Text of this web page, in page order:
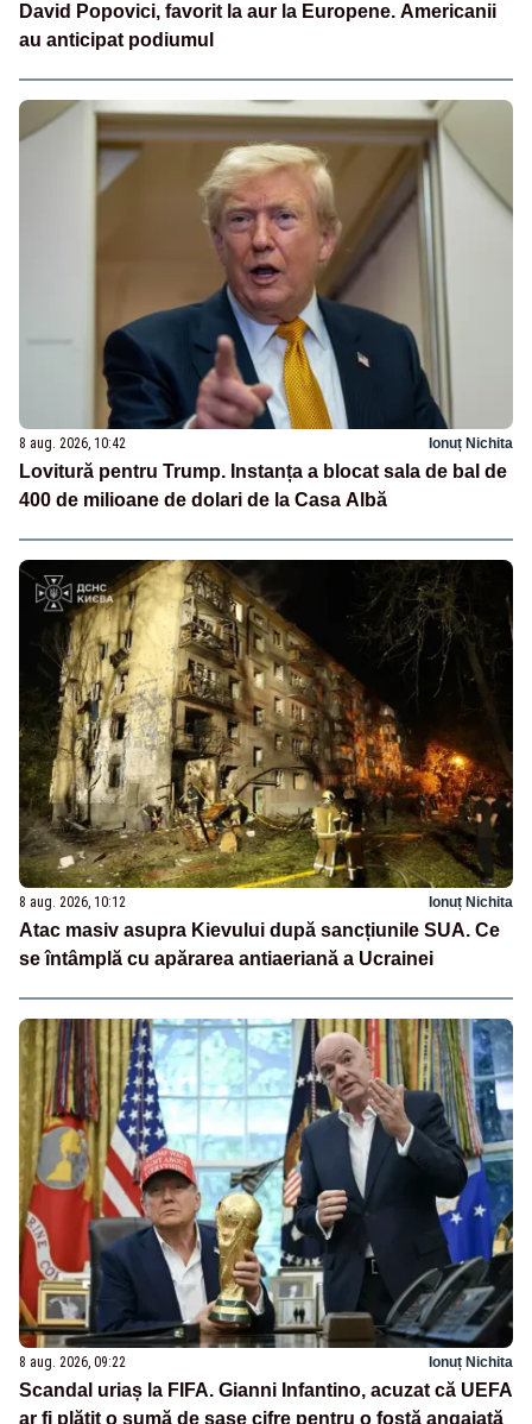
David Popovici, favorit la aur la Europene. Americanii
au anticipat podiumul
8 aug. 2026, 10:42 Ionuț Nichita
Lovitură pentru Trump. Instanța a blocat sala de bal de
400 de milioane de dolari de la Casa Albă
8 aug. 2026, 10:12 Ionuț Nichita
Atac masiv asupra Kievului după sancțiunile SUA. Ce
se întâmplă cu apărarea antiaeriană a Ucrainei
8 aug. 2026, 09:22 Ionuț Nichita
Scandal uriaș la FIFA. Gianni Infantino, acuzat că UEFA
ar fi plătit o sumă de șase cifre pentru o fostă angajată